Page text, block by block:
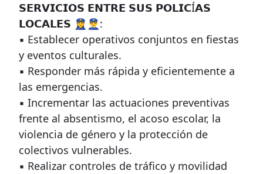
𝗦𝗘𝗥𝗩𝗜𝗖𝗜𝗢𝗦 𝗘𝗡𝗧𝗥𝗘 𝗦𝗨𝗦 𝗣𝗢𝗟𝗜𝗖Í𝗔𝗦
𝗟𝗢𝗖𝗔𝗟𝗘𝗦 👮‍♀️👮‍♂️:
▪️ Establecer operativos conjuntos en fiestas
y eventos culturales.
▪️ Responder más rápida y eficientemente a
las emergencias.
▪️ Incrementar las actuaciones preventivas
frente al absentismo, el acoso escolar, la
violencia de género y la protección de
colectivos vulnerables.
▪️ Realizar controles de tráfico y movilidad